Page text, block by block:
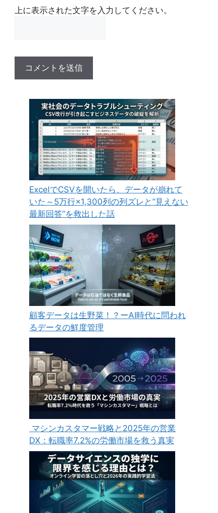
上に表示された文字を入力してください。
ExcelでCSVを開いたら、データが崩れて
いた～5万行×1,300列の列ズレと“見えない
最新回答”を救出した話
顧客データは生野菜！？ーAI時代に問われ
るデータの鮮度管理
マシンカスタマー戦略と2025年の営業
DX：転職率7.2%の労働市場を救う真実